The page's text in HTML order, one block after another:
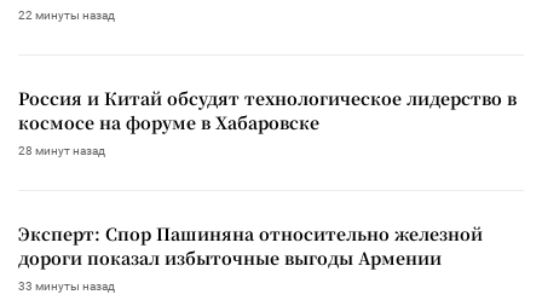
22 минуты назад
Россия и Китай обсудят технологическое лидерство в
космосе на форуме в Хабаровске
28 минут назад
Эксперт: Спор Пашиняна относительно железной
дороги показал избыточные выгоды Армении
33 минуты назад